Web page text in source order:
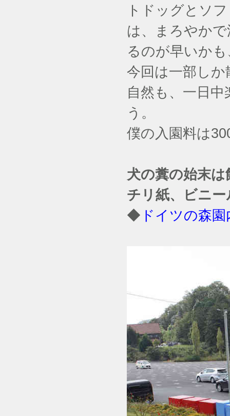
トドッグとソ
は、まろやか
るのが早いか
今回は一部し
自然も、一日
う。
僕の入園料は
犬の糞の始末
チリ紙、ビニ
◆ ドイツの森